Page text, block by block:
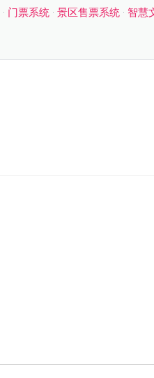
· 门票系统 · 景区售票系统 · 智慧